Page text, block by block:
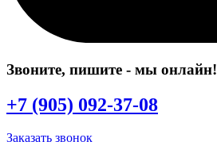
Звоните, пишите - мы онлайн!
+7 (905) 092-37-08
Заказать звонок